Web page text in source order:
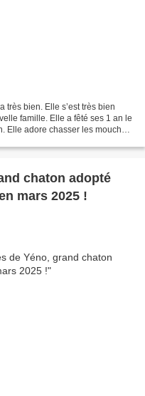
très bien. Elle s’est très bien
famille. Elle a fêté ses 1 an le
Elle adore chasser les mouches
chaton adopté
mars 2025 !